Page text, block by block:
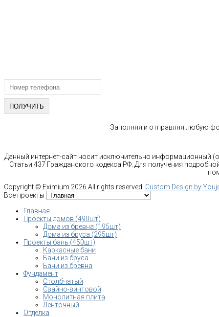
Заполняя и отправляя любую
Данный интернет-сайт носит исключительно информационный
Статьи 437 Гражданского кодекса РФ. Для получения
Copyright © Eximium 2026 All rights reserved. Custom Design by
Все проекты
Главная
Проекты домов (490шт)
Дома из бревна (195шт)
Дома из бруса (295шт)
Проекты бань (450шт)
Каркасные бани
Бани из бруса
Бани из бревна
Фундамент
Столбчатый
Свайно-винтовой
Монолитная плита
Ленточный
Отделка